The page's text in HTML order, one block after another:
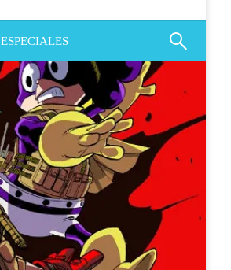
ESPECIALES